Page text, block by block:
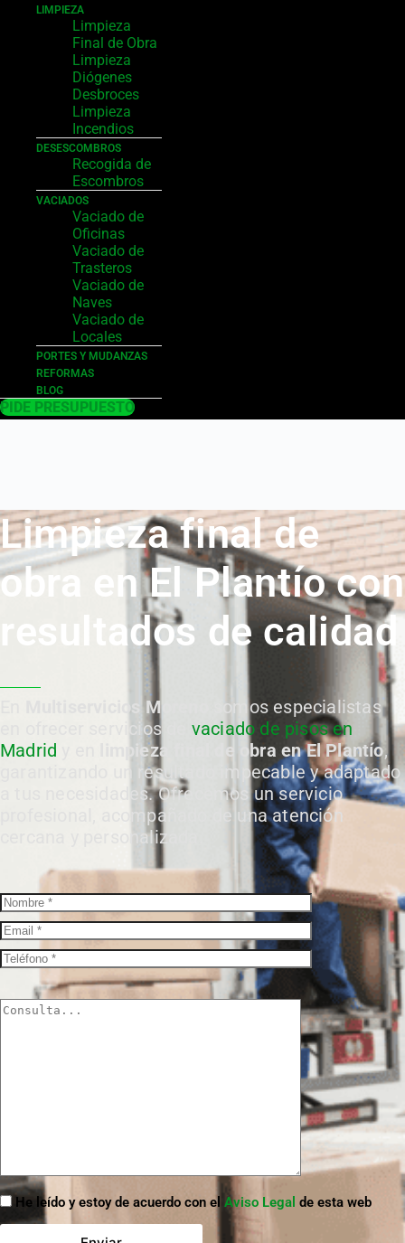
LIMPIEZA
Limpieza
Final de Obra
Limpieza
Diógenes
Desbroces
Limpieza
Incendios
DESESCOMBROS
Recogida de
Escombros
VACIADOS
Vaciado de
Oficinas
Vaciado de
Trasteros
Vaciado de
Naves
Vaciado de
Locales
PORTES Y MUDANZAS
REFORMAS
BLOG
PIDE PRESUPUESTO
Limpieza final de
obra en El Plantío con
resultados de calidad
Multiservicios Moreno
somos especialistas
en ofrecer servicios de vaciado de pisos en
Madrid
limpieza final de obra en El Plantío,
garantizando un resultado impecable y adaptado
a tus necesidades. Ofrecemos un servicio
profesional, acompañado de una atención
cercana y personalizada.
He leído y estoy de acuerdo con el Aviso Legal de esta web